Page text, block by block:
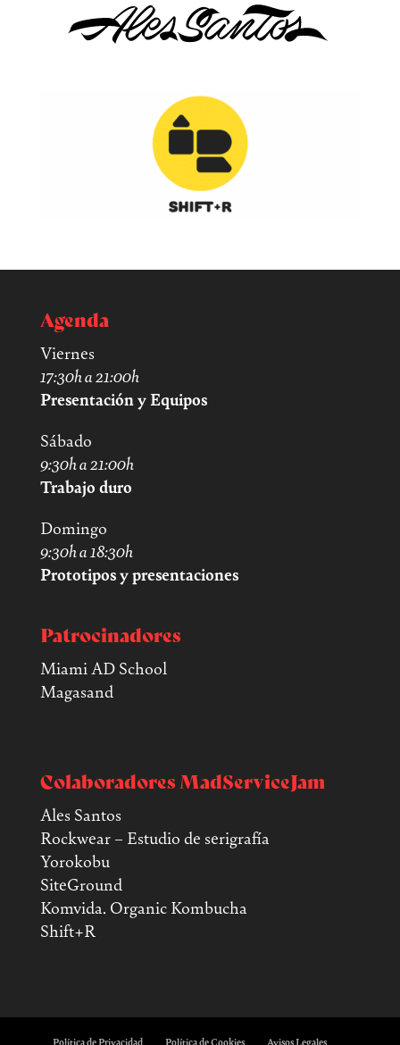
Agenda
Viernes
17:30h a 21:00h
Presentación y Equipos
Sábado
9:30h a 21:00h
Trabajo duro
Domingo
9:30h a 18:30h
Prototipos y presentaciones
Patrocinadores
Miami AD School
Magasand
Colaboradores MadServiceJam
Ales Santos
Rockwear – Estudio de serigrafía
Yorokobu
SiteGround
Komvida. Organic Kombucha
Shift+R
Política de Privacidad Política de Cookies Avisos Legales